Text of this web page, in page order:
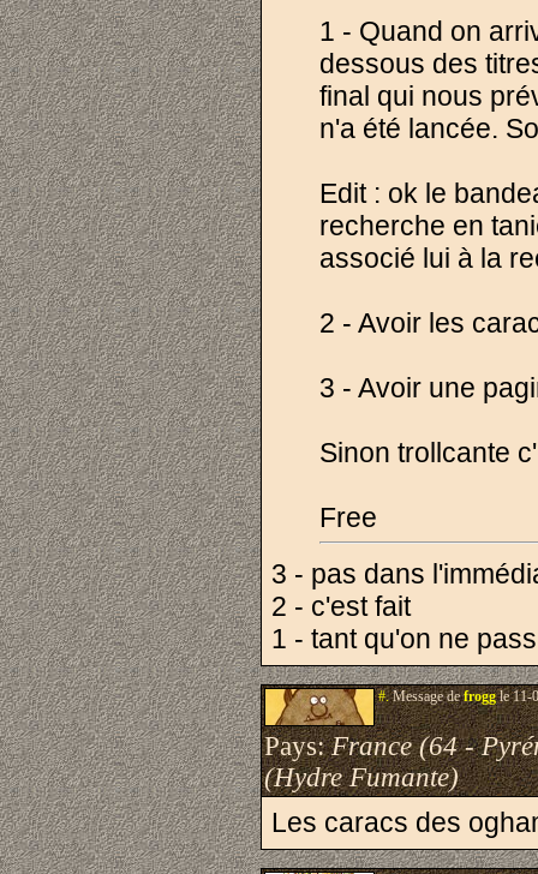
1 - Quand on
dessous des
final qui nous
n'a été lancée.
Edit : ok le
recherche en
associé lui à la
2 - Avoir les
3 - Avoir une
Sinon trollcante
Free
3 - pas dans
2 - c'est fait
1 - tant qu'on ne
#.Message defroggle 11-
Pays:France (64 -
(Hydre Fumante)
Les caracs des